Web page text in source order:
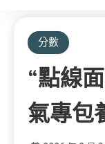
分數
“點線
氣專包